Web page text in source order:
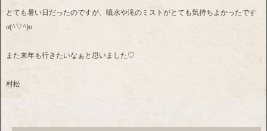
とても暑い日だったのですが、噴水や滝のミストがとても気持ちよかったです
o(^▽^)o
また来年も行きたいなぁと思いました♡
村松